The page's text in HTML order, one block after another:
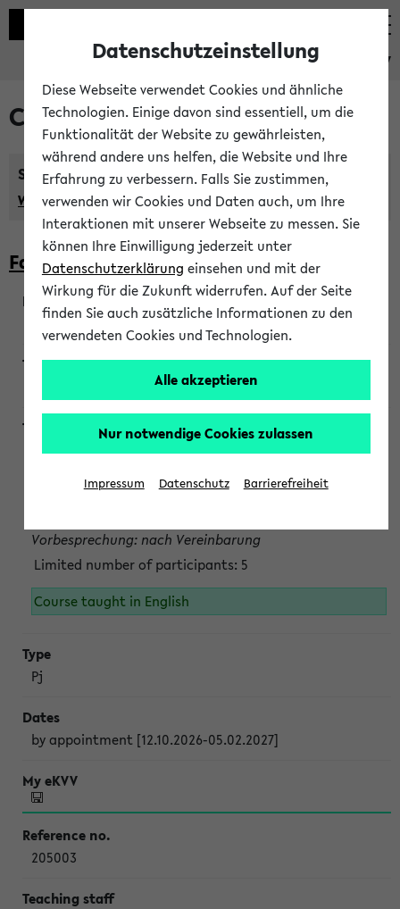
eKVV
Courses taught in English
Semester:
WiSe 2026/2027 SoSe 2026 Previous...
Faculty of Biology
200923
Wendisch, Peters-Wendisch, Stegelmann
Projektmodul "Bakterielle Biotechnologie"
Persönliche Anmeldung beim Veranstalter ist unbedingt
Vorbesprechung: nach Vereinbarung
Limited number of participants: 5
Course taught in English
Pj
by appointment [12.10.2026-05.02.2027]
205003
Datenschutzeinstellung
Diese Webseite verwendet Cookies und ähnliche
Technologien. Einige davon sind essentiell, um die
Funktionalität der Website zu gewährleisten,
während andere uns helfen, die Website und Ihre
Erfahrung zu verbessern. Falls Sie zustimmen,
verwenden wir Cookies und Daten auch, um Ihre
Interaktionen mit unserer Webseite zu messen. Sie
können Ihre Einwilligung jederzeit unter
Datenschutzerklärung einsehen und mit der
Wirkung für die Zukunft widerrufen. Auf der Seite
finden Sie auch zusätzliche Informationen zu den
verwendeten Cookies und Technologien.
Alle akzeptieren
Nur notwendige Cookies zulassen
Impressum Datenschutz Barrierefreiheit